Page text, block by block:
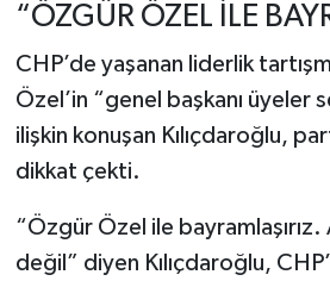
“ÖZGÜR ÖZEL İLE
CHP’de yaşanan liderlik
Özel ’in “genel başkanı üyeler
ilişkin konuşan Kılıçdaroğlu,
dikkat çekti.
“Özgür Özel ile bayramlaşırız.
değil” diyen Kılıçdaroğlu,